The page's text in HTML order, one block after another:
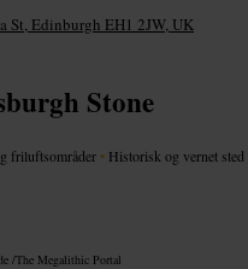
St, Edinburgh EH1 2JW, UK
Stone
friluftsområder • Historisk og vernet sted
/The Megalithic Portal